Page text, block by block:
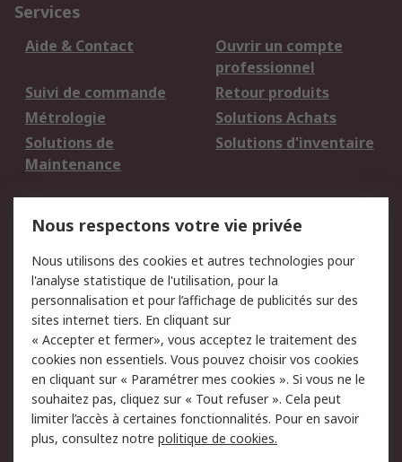
Services
Aide & Contact
Ouvrir un compte
professionnel
Suivi de commande
Retour produits
Métrologie
Solutions Achats
Solutions de
Maintenance
Solutions d'inventaire
du site
Politique de protection
des données - Mise à
jour
Sécurité des E-mails
Conditions générales
de vente
Politique anti-
corruption
Campagnes marketing
A propos de RS
Nous respectons votre vie privée
Nous utilisons des cookies et autres technologies pour
l'analyse statistique de l'utilisation, pour la
personnalisation et pour l’affichage de publicités sur des
sites internet tiers. En cliquant sur
« Accepter et fermer», vous acceptez le traitement des
cookies non essentiels. Vous pouvez choisir vos cookies
en cliquant sur « Paramétrer mes cookies ». Si vous ne le
souhaitez pas, cliquez sur « Tout refuser ». Cela peut
limiter l’accès à certaines fonctionnalités. Pour en savoir
plus, consultez notre politique de cookies.